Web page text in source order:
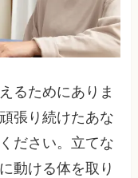
るためにありま
張り続けたあな
ださい。立てな
動ける体を取り